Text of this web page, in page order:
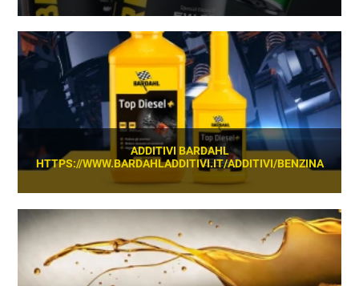
SCOPRI
ADDITIVI BARDAHL
HTTPS://WWW.BARDAHLADDITIVI.IT/ADDITIVI/BENZINA
SCOPRI